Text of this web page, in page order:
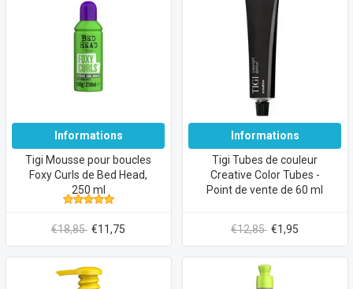
Informations
Tigi Mousse pour boucles
Foxy Curls de Bed Head,
250 ml
€18,85 €11,75
Informations
Tigi Tubes de couleur
Creative Color Tubes -
Point de vente de 60 ml
€12,85 €1,95